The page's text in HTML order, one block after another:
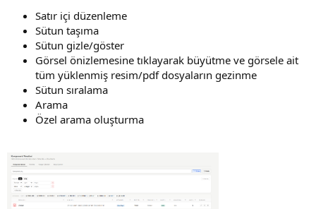
Satır içi düzenleme
Sütun taşıma
Sütun gizle/göster
Görsel önizlemesine tıklayarak büyütme ve görsele ait
tüm yüklenmiş resim/pdf dosyaların gezinme
Sütun sıralama
Arama
Özel arama oluşturma